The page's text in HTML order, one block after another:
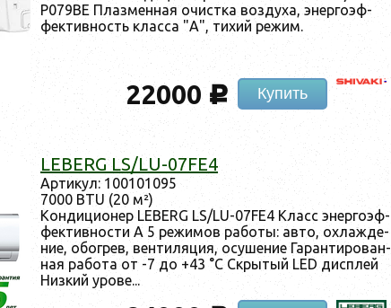
P079BE Плаз­менная очис­тка воз­ду­ха, энер­го­эф­
фектив­ность клас­са "А", ти­хий ре­жим.
22000 c Купить
LEBERG LS/LU-07FE4
Ар­ти­кул: 100101095
7000 BTU (20 м²)
Кон­ди­ци­онер LEBERG LS/LU-07FE4 Класс энер­го­эф­
фектив­ности A 5 ре­жимов ра­боты: ав­то, ох­лажде­
ние, обог­рев, вен­ти­ляция, осу­шение Га­ран­ти­рован­
ная ра­бота от -7 до +43 °C Скры­тый LED дис­плей
Низ­кий уро­ве...